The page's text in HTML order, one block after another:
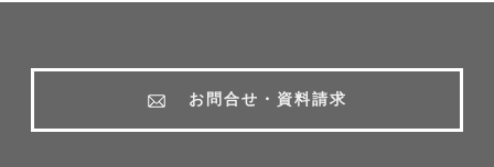
お問合せ・資料請求